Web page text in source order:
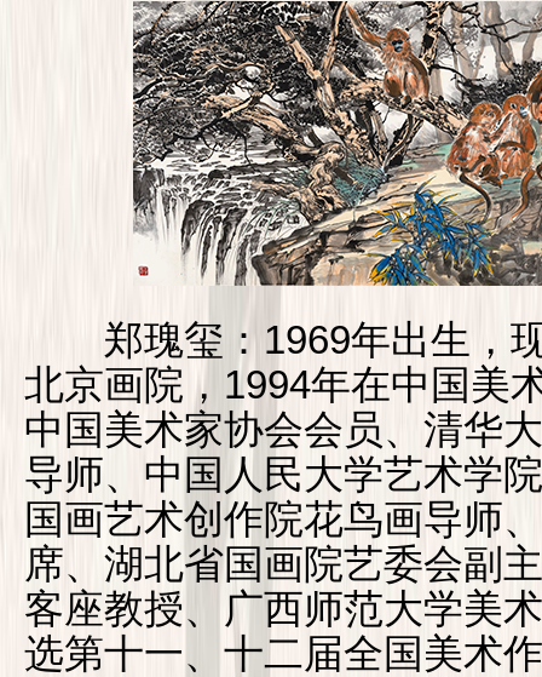
郑瑰玺：1969年出生，现
北京画院，1994年在中国美
中国美术家协会会员、清华
导师、中国人民大学艺术学
国画艺术创作院花鸟画导师
席、湖北省国画院艺委会副
客座教授、广西师范大学美
选第十一、十二届全国美术